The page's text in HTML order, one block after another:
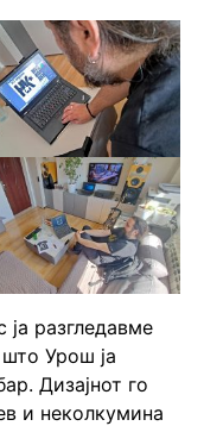
разгледавме
што Урош ја
Дизајнот го
и неколкумина